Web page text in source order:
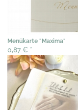
Menükarte "Maxima"
0,87 € *